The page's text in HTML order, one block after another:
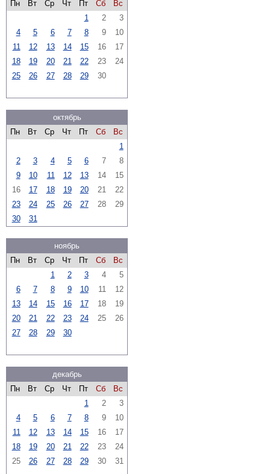
Пн
Вт Ср Чт Пт Сб
Вс
1
2
3
4
5 6 7 8 9
10
11
12 13 14 15 16
17
18
19 20 21 22 23
24
25
26 27 28 29 30
октябрь
Пн
Вт Ср Чт Пт Сб
Вс
1
2
3 4 5 6 7
8
9
10 11 12 13 14
15
16
17 18 19 20 21
22
23
24 25 26 27 28
29
30
31
ноябрь
Пн
Вт Ср Чт Пт Сб
Вс
1
2 3 4
5
6
7 8 9 10 11
12
13
14 15 16 17 18
19
20
21 22 23 24 25
26
27
28 29 30
декабрь
Пн
Вт Ср Чт Пт Сб
Вс
1
2
3
4
5 6 7 8 9
10
11
12 13 14 15 16
17
18
19 20 21 22 23
24
25
26 27 28 29 30 31